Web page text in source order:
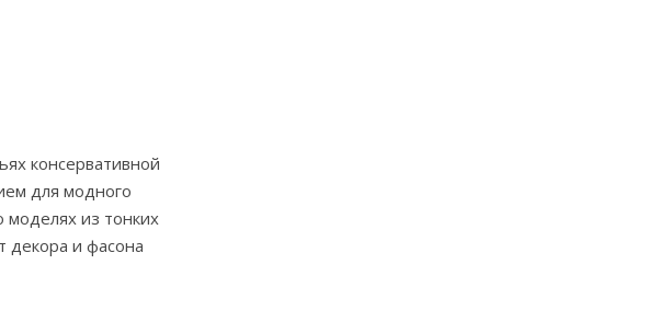
консервативной
для модного
из тонких
декора и фасона